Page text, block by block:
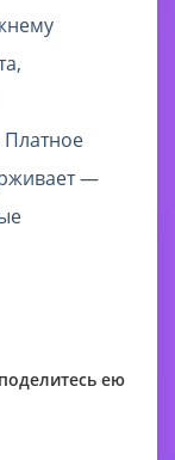
Платное
—
ею